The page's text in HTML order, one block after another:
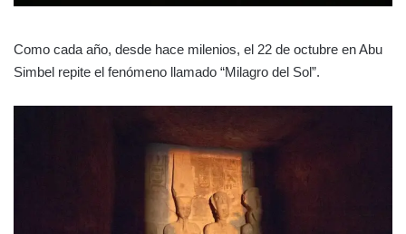
Como cada año, desde hace milenios, el 22 de octubre en Abu
Simbel repite el fenómeno llamado “Milagro del Sol”.